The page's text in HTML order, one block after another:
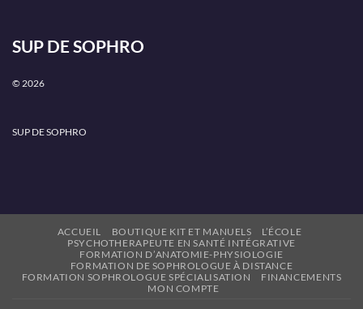
SUP DE SOPHRO
© 2026
SUP DE SOPHRO
ACCUEIL BOUTIQUE KIT ET MANUELS
L’ÉCOLE
PSYCHOTHERAPEUTE EN SANTÉ INTÉGRATIVE
FORMATION D’ANATOMIE-PHYSIOLOGIE
FORMATION DE SOPHROLOGUE À DISTANCE
FORMATION SOPHROLOGUE SPÉCIALISATION
FINANCEMENTS
MON COMPTE